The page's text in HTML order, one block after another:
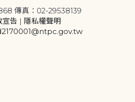
傳真：02-29538139
宣告 | 隱私權聲明